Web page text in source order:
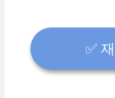
✅️